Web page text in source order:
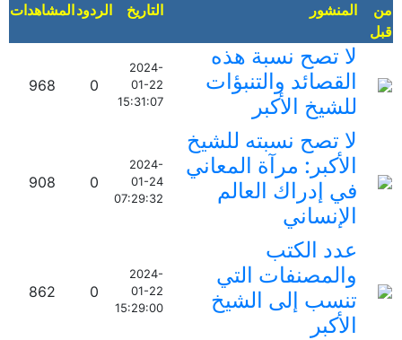
من
قبل
المنشور التاريخ الردودالمشاهدات
لا تصح نسبة هذه
القصائد والتنبؤات
للشيخ الأكبر
2024-
01-22
15:31:07
0
968
لا تصح نسبته للشيخ
الأكبر: مرآة المعاني
في إدراك العالم
الإنساني
2024-
01-24
07:29:32
0
908
عدد الكتب
والمصنفات التي
تنسب إلى الشيخ
الأكبر
2024-
01-22
15:29:00
0
862